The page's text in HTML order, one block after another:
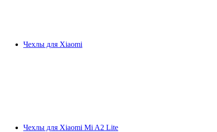
Чехлы для Xiaomi
Чехлы для Xiaomi Mi A2 Lite